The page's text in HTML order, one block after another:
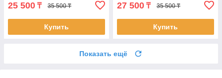
25 500 ₸ 35 500 ₸
Купить
27 500 ₸ 35 500 ₸
Купить
Показать ещё